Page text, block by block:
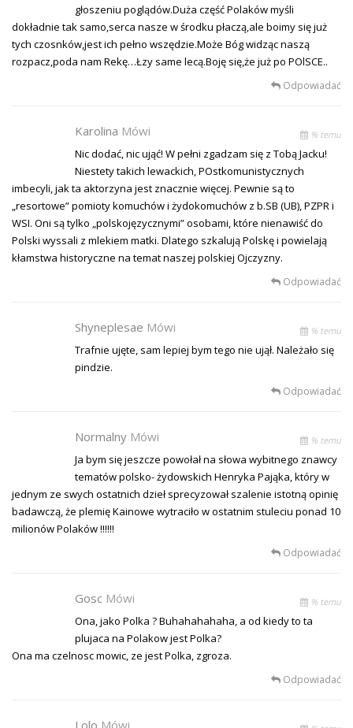
głoszeniu poglądów.Duża część Polaków myśli
dokładnie tak samo,serca nasze w środku płaczą,ale boimy się już
tych czosnków,jest ich pełno wszędzie.Może Bóg widząc naszą
rozpacz,poda nam Rekę…Łzy same lecą.Boję się,że już po POlSCE..
Odpowiadać
Karolina Mówi % temu
Nic dodać, nic ująć! W pełni zgadzam się z Tobą Jacku!
Niestety takich lewackich, POstkomunistycznych
imbecyli, jak ta aktorzyna jest znacznie więcej. Pewnie są to
„resortowe” pomioty komuchów i żydokomuchów z b.SB (UB), PZPR i
WSI. Oni są tylko „polskojęzycznymi” osobami, które nienawiść do
Polski wyssali z mlekiem matki. Dlatego szkalują Polskę i powielają
kłamstwa historyczne na temat naszej polskiej Ojczyzny.
Odpowiadać
Shyneplesae Mówi % temu
Trafnie ujęte, sam lepiej bym tego nie ujął. Należało się
pindzie.
Odpowiadać
Normalny Mówi % temu
Ja bym się jeszcze powołał na słowa wybitnego znawcy
tematów polsko- żydowskich Henryka Pająka, który w
jednym ze swych ostatnich dzieł sprecyzował szalenie istotną opinię
badawczą, że plemię Kainowe wytraciło w ostatnim stuleciu ponad 10
milionów Polaków !!!!!!
Odpowiadać
Gosc Mówi % temu
Ona, jako Polka ? Buhahahahaha, a od kiedy to ta
plujaca na Polakow jest Polka?
Ona ma czelnosc mowic, ze jest Polka, zgroza.
Odpowiadać
Lolo Mówi